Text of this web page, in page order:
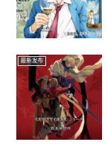
最新发布